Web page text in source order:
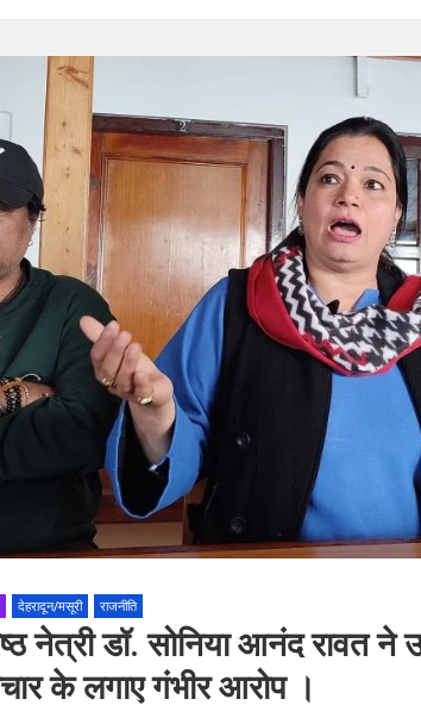
देहरादून/मसूरी राजनीति
नेत्री डॉ. सोनिया आनंद रावत
के लगाए गंभीर आरोप ।